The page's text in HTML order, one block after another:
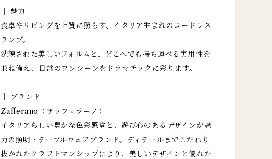
│ 魅力
食卓やリビングを上質に照らす、イタリア生まれのコードレス
ランプ。
洗練された美しいフォルムと、どこへでも持ち運べる実用性を
兼ね備え、日常のワンシーンをドラマチックに彩ります。
│ ブランド
Zafferano（ザッフェラーノ）
イタリアらしい豊かな色彩感覚と、遊び心のあるデザインが魅
力の照明・テーブルウェアブランド。ディテールまでこだわり
抜かれたクラフトマンシップにより、美しいデザインと優れた